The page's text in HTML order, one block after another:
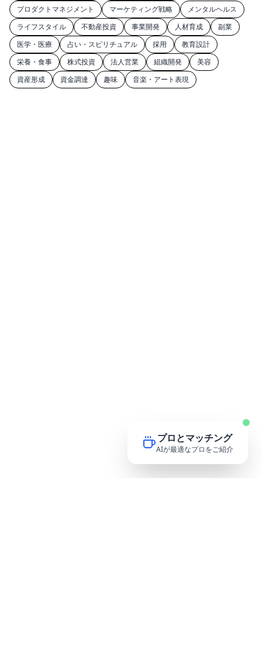
プロダクトマネジメント
マーケティング戦略
メンタルヘルス
ライフスタイル
不動産投資 事業開発 人材育成
副業
医学・医療
占い・スピリチュアル 採用
教育設計
栄養・食事
株式投資 法人営業 組織開発
美容
資産形成
資金調達 趣味 音楽・アート表現
プロとマッチング
AIが最適なプロをご紹介